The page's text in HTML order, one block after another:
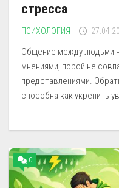
стресса
ПСИХОЛОГИЯ
Общение между людьми
мнениями, порой не
представлениями.
способна как укрепить
0